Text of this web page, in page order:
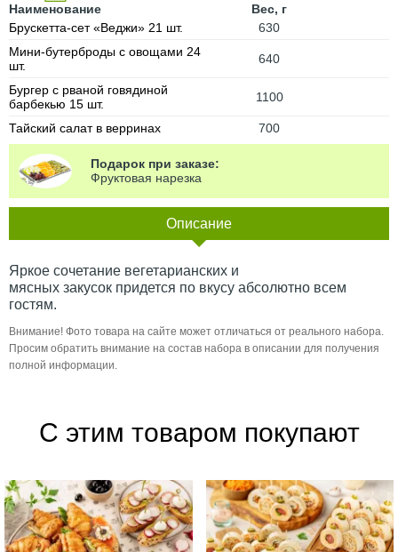
Наименование
Вес, г
Брускетта-сет «Веджи» 21 шт.
630
Мини-бутерброды с овощами 24
шт.
640
Бургер с рваной говядиной
барбекью 15 шт.
1100
Тайский салат в верринах 700
Подарок при заказе:
Фруктовая нарезка
Описание
Яркое сочетание вегетарианских и
мясных закусок придется по вкусу абсолютно всем
гостям.
Внимание! Фото товара на сайте может отличаться от реального набора.
Просим обратить внимание на состав набора в описании для получения
полной информации.
С этим товаром покупают